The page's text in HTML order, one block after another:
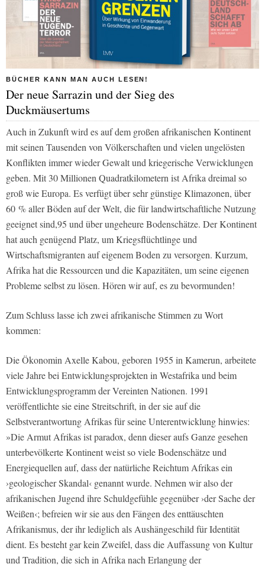
BÜCHER KANN MAN AUCH LESEN!
Der neue Sarrazin und der Sieg des
Duckmäusertums
Auch in Zukunft wird es auf dem großen afrikanischen Kontinent
mit seinen Tausenden von Völkerschaften und vielen ungelösten
Konflikten immer wieder Gewalt und kriegerische Verwicklungen
geben. Mit 30 Millionen Quadratkilometern ist Afrika dreimal so
groß wie Europa. Es verfügt über sehr günstige Klimazonen, über
60 % aller Böden auf der Welt, die für landwirtschaftliche Nutzung
geeignet sind,95 und über ungeheure Bodenschätze. Der Kontinent
hat auch genügend Platz, um Kriegsflüchtlinge und
Wirtschaftsmigranten auf eigenem Boden zu versorgen. Kurzum,
Afrika hat die Ressourcen und die Kapazitäten, um seine eigenen
Probleme selbst zu lösen. Hören wir auf, es zu bevormunden!
Zum Schluss lasse ich zwei afrikanische Stimmen zu Wort
kommen:
Die Ökonomin Axelle Kabou, geboren 1955 in Kamerun, arbeitete
viele Jahre bei Entwicklungsprojekten in Westafrika und beim
Entwicklungsprogramm der Vereinten Nationen. 1991
veröffentlichte sie eine Streitschrift, in der sie auf die
Selbstverantwortung Afrikas für seine Unterentwicklung hinwies:
»Die Armut Afrikas ist paradox, denn dieser aufs Ganze gesehen
unterbevölkerte Kontinent weist so viele Bodenschätze und
Energiequellen auf, dass der natürliche Reichtum Afrikas ein
›geologischer Skandal‹ genannt wurde. Nehmen wir also der
afrikanischen Jugend ihre Schuldgefühle gegenüber ›der Sache der
Weißen‹; befreien wir sie aus den Fängen des enttäuschten
Afrikanismus, der ihr lediglich als Aushängeschild für Identität
dient. Es besteht gar kein Zweifel, dass die Auffassung von Kultur
und Tradition, die sich in Afrika nach Erlangung der